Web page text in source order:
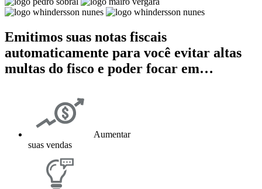
Emitimos suas notas fiscais
automaticamente para você evitar altas
multas do fisco e poder focar em…
Aumentar
suas vendas